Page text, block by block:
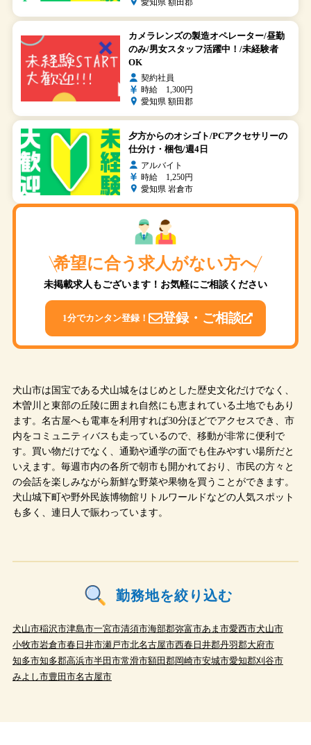
カメラレンズの製造オペレーター/昼勤
のみ/男女スタッフ活躍中！/未経験者
OK
契約社員
時給 1,300円
愛知県 額田郡
夕方からのオシゴト/PCアクセサリーの
仕分け・梱包/週4日
アルバイト
時給 1,250円
愛知県 岩倉市
希望に合う求人がない方へ
未掲載求人もございます！お気軽にご相談ください
1分でカンタン登録！ 登録・ご相談
犬山市は国宝である犬山城をはじめとした歴史文化だけでなく、
木曽川と東部の丘陵に囲まれ自然にも恵まれている土地でもあり
ます。名古屋へも電車を利用すれば30分ほどでアクセスでき、市
内をコミュニティバスも走っているので、移動が非常に便利で
す。買い物だけでなく、通勤や通学の面でも住みやすい場所だと
いえます。毎週市内の各所で朝市も開かれており、市民の方々と
の会話を楽しみながら新鮮な野菜や果物を買うことができます。
犬山城下町や野外民族博物館リトルワールドなどの人気スポット
も多く、連日人で賑わっています。
勤務地を絞り込む
犬山市稲沢市津島市一宮市清須市海部郡弥富市あま市愛西市犬山市
小牧市岩倉市春日井市瀬戸市北名古屋市西春日井郡丹羽郡大府市
知多市知多郡高浜市半田市常滑市額田郡岡崎市安城市愛知郡刈谷市
みよし市豊田市名古屋市